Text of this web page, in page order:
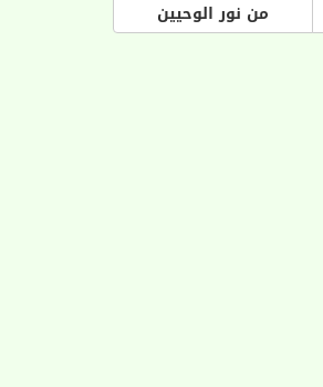
من نور الوحيين